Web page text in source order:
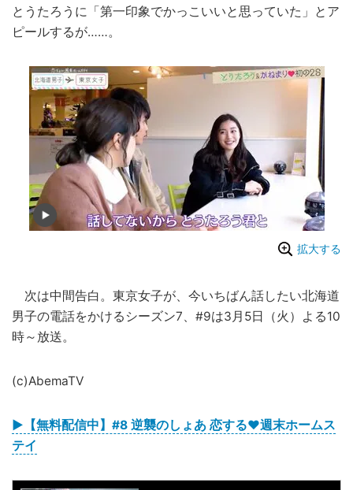
とうたろうに「第一印象でかっこいいと思っていた」とア
ピールするが……。
拡大する
次は中間告白。東京女子が、今いちばん話したい北海道
男子の電話をかけるシーズン7、#9は3月5日（火）よる10
時～放送。
(c)AbemaTV
▶︎【無料配信中】#8 逆襲のしょあ 恋する♥週末ホームス
テイ